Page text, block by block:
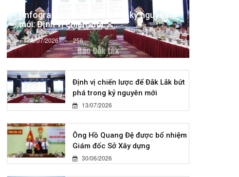
(Infographic) Đắk Lắk trong kỷ nguyên
mới: Định vị chiến lược -...
13/07/2026 256
Định vị chiến lược để Đắk Lắk bứt
phá trong kỷ nguyên mới
13/07/2026
Ông Hồ Quang Đệ được bổ nhiệm
Giám đốc Sở Xây dựng
30/06/2026